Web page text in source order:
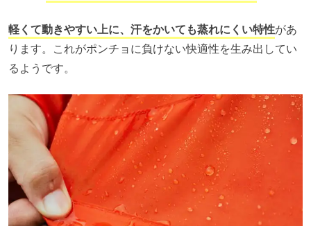
軽くて動きやすい上に、汗をかいても蒸れにくい特性があ
ります。これがポンチョに負けない快適性を生み出してい
るようです。